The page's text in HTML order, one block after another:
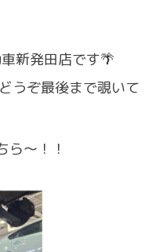
新発田店です🌴
うぞ最後まで覗いて
ら～！！